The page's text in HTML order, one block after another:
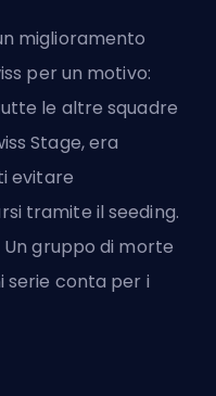
miglioramento
per un motivo:
le altre squadre
Stage, era
evitare
tramite il seeding.
Un gruppo di morte
serie conta per i